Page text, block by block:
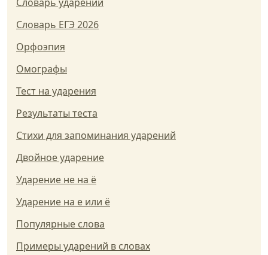
Словарь ЕГЭ 2026
Орфоэпия
Омографы
Тест на ударения
Результаты теста
Стихи для запоминания ударений
Двойное ударение
Ударение не на ё
Ударение на е или ё
Популярные слова
Примеры ударений в словах